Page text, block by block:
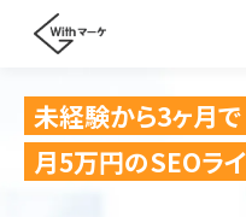
未経験から3ヶ月で
月5万円のSEOラ